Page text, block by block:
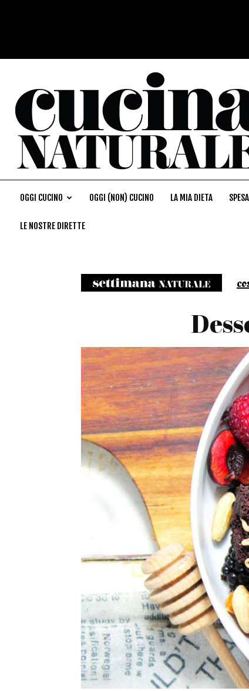
OGGI CUCINO OGGI (NON) CUCINO LA MIA DIETA SPESA
LE NOSTRE DIRETTE